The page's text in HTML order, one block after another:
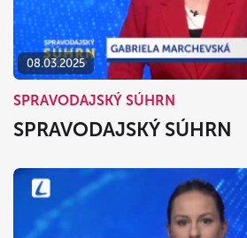
08.03.2025
SPRAVODAJSKÝ SÚHRN
SPRAVODAJSKÝ SÚHRN